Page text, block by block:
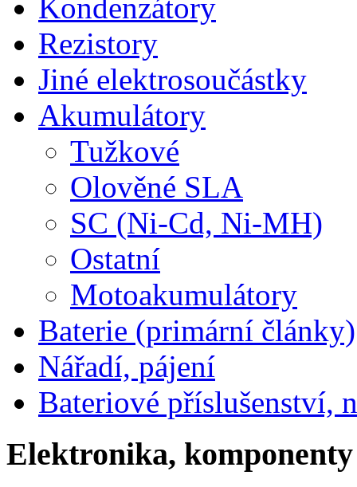
Kondenzátory
Rezistory
Jiné elektrosoučástky
Akumulátory
Tužkové
Olověné SLA
SC (Ni-Cd, Ni-MH)
Ostatní
Motoakumulátory
Baterie (primární články)
Nářadí, pájení
Bateriové příslušenství,
Elektronika, komponenty